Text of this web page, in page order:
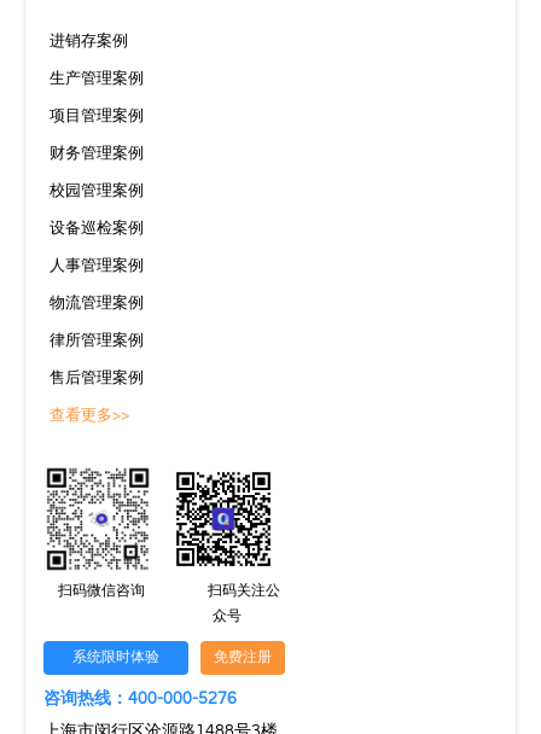
进销存案例
生产管理案例
项目管理案例
财务管理案例
校园管理案例
设备巡检案例
人事管理案例
物流管理案例
律所管理案例
售后管理案例
查看更多>>
扫码微信咨询
扫码关注公
众号
系统限时体验 免费注册
咨询热线：400-000-5276